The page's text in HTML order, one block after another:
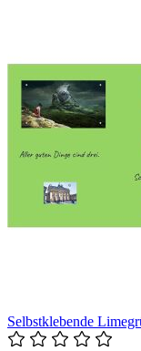
Selbstklebende